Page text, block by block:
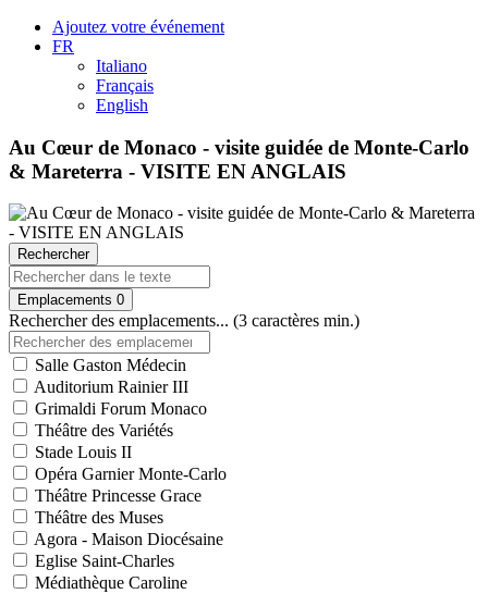
Ajoutez votre événement
FR
Italiano
Français
English
Au Cœur de Monaco - visite guidée de Monte-Carlo
& Mareterra - VISITE EN ANGLAIS
Rechercher
Emplacements 0
Rechercher des emplacements... (3 caractères min.)
Salle Gaston Médecin
Auditorium Rainier III
Grimaldi Forum Monaco
Théâtre des Variétés
Stade Louis II
Opéra Garnier Monte-Carlo
Théâtre Princesse Grace
Théâtre des Muses
Agora - Maison Diocésaine
Eglise Saint-Charles
Médiathèque Caroline